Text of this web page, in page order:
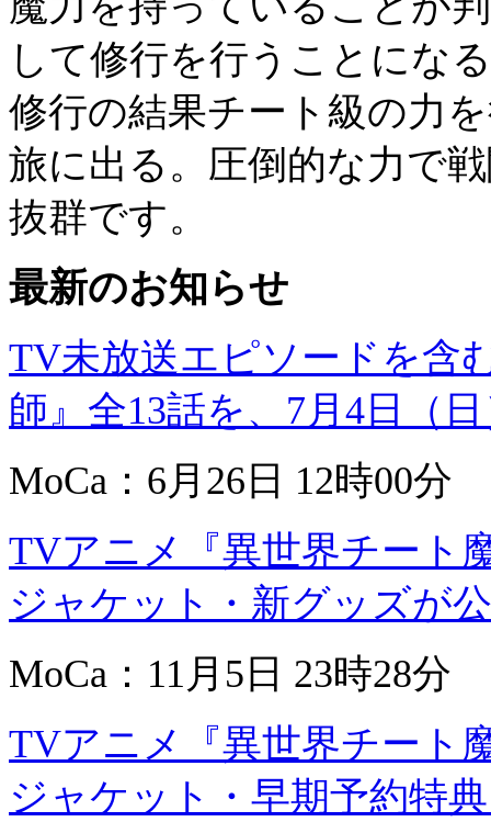
して修行を行うことにな
修行の結果チート級の力
旅に出る。圧倒的な力で
抜群です。
最新のお知らせ
TV未放送エピソードを含
師』全13話を、7月4日（
MoCa：6月26日 12時00分
TVアニメ『異世界チート
ジャケット・新グッズが
MoCa：11月5日 23時28分
TVアニメ『異世界チート
ジャケット・早期予約特